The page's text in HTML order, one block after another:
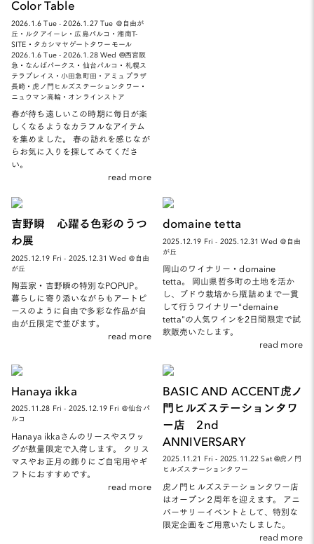
Color Table
2026.1.6 Tue - 2026.1.27 Tue ＠自由が
丘・ルクアイーレ・広島パルコ・湘南T-
SITE・タカシマヤゲートタワーモール
2026.1.6 Tue - 2026.1.28 Wed @西宮阪
急・なんばパークス・仙台パルコ・札幌ス
テラプレイス・小田急町田・アミュプラザ
長崎・虎ノ門ヒルズステーションタワー・
ニュウマン高輪・オンラインストア
春が待ち遠しいこの時期に毎日が楽
しくなるようなカラフルなアイテム
を集めました。 春の訪れを感じなが
らお気に入りを探してみてくださ
い。
read more
吉野瞬 心躍る色彩のうつ
わ展
2025.12.19 Fri - 2025.12.31 Wed ＠自由
が丘
陶芸家・吉野瞬の特別なPOPUP。
暮らしに寄り添いながらもアートピ
ースのように自由で多彩な作品が自
由が丘限定で並びます。
read more
domaine tetta
2025.12.19 Fri - 2025.12.31 Wed ＠自由
が丘
岡山のワイナリー・domaine
tetta。 岡山県哲多町の土地を活か
し、ブドウ栽培から瓶詰めまで一貫
して行うワイナリー“demaine
tetta”の人気ワインを2日間限定で試
飲販売いたします。
read more
Hanaya ikka
2025.11.28 Fri - 2025.12.19 Fri ＠仙台パ
ルコ
Hanaya ikkaさんのリースやスワッ
グが数量限定で入荷します。 クリス
マスやお正月の飾りにご自宅用やギ
フトにおすすめです。
read more
BASIC AND ACCENT虎ノ
門ヒルズステーションタワ
ー店 2nd
ANNIVERSARY
2025.11.21 Fri - 2025.11.22 Sat @虎ノ門
ヒルズステーションタワー
虎ノ門ヒルズステーションタワー店
はオープン２周年を迎えます。 アニ
バーサリーイベントとして、特別な
限定企画をご用意いたしました。
read more